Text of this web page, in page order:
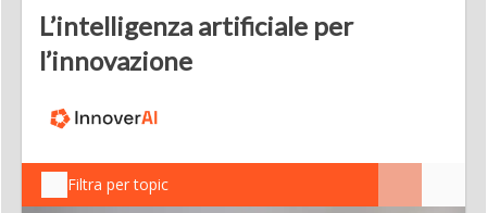
L’intelligenza artificiale per
l’innovazione
Filtra per topic